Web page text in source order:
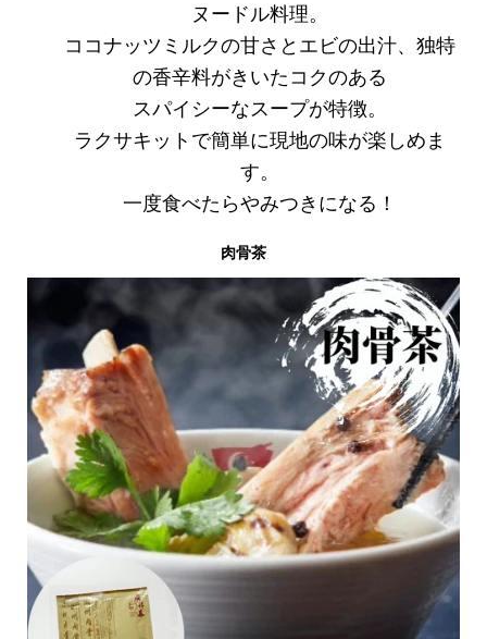
ヌードル料理。
ココナッツミルクの甘さとエビの出汁、独特
の香辛料がきいたコクのある
スパイシーなスープが特徴。
ラクサキットで簡単に現地の味が楽しめま
す。
一度食べたらやみつきになる！
肉骨茶